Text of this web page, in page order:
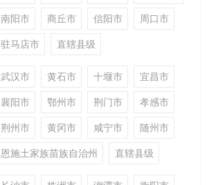
南阳市
商丘市 信阳市
周口市
驻马店市
直辖县级
武汉市 黄石市 十堰市
宜昌市
襄阳市
鄂州市 荆门市
孝感市
荆州市
黄冈市 咸宁市
随州市
恩施土家族苗族自治州
直辖县级